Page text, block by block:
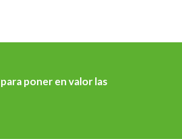
poner en valor las